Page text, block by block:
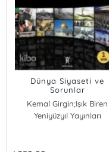
Dünya Siyaseti ve
Sorunlar
Kemal Girgin;Işık Biren
Kemal Girgin
Yeniyüzyıl Yayınları